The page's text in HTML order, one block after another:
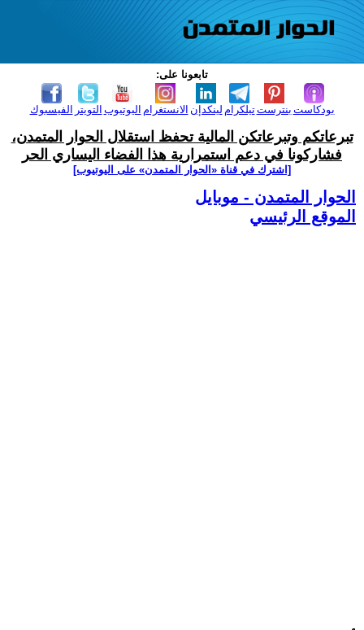
تابعونا على:
الفيسبوك التويتر اليوتيوب الانستغرام لينكدإن تيلكرامبنترست بودكاست
تبرعاتكم وتبرعاتكن المالية تحفظ استقلال الحوار المتمدن،
فشاركونا في دعم استمرارية هذا الفضاء اليساري الحر
[اشترك في قناة ‫«الحوار المتمدن» على اليوتيوب]
الحوار المتمدن - موبايل
الموقع الرئيسي